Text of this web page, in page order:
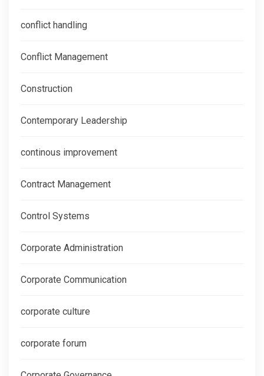
conflict handling
Conflict Management
Construction
Contemporary Leadership
continous improvement
Contract Management
Control Systems
Corporate Administration
Corporate Communication
corporate culture
corporate forum